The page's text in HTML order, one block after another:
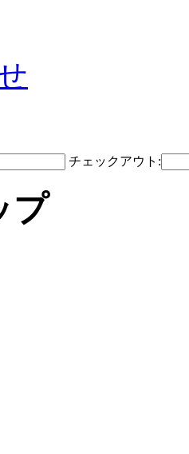
チェックアウト:
プ